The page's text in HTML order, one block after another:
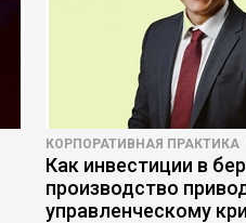
КОРПОРАТИВНАЯ ПРАКТИКА
Как инвестиции в
производство
управленческому